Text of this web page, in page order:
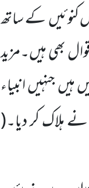
کنوئیں کے ساتھ
بھی ہیں۔مزید
ہیں جنہیں انبیاء
نے ہلاک کر دیا۔(